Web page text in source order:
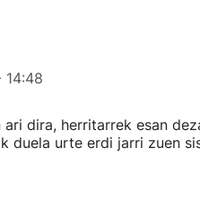
14:48
dira, herritarrek esan
duela urte erdi jarri zuen